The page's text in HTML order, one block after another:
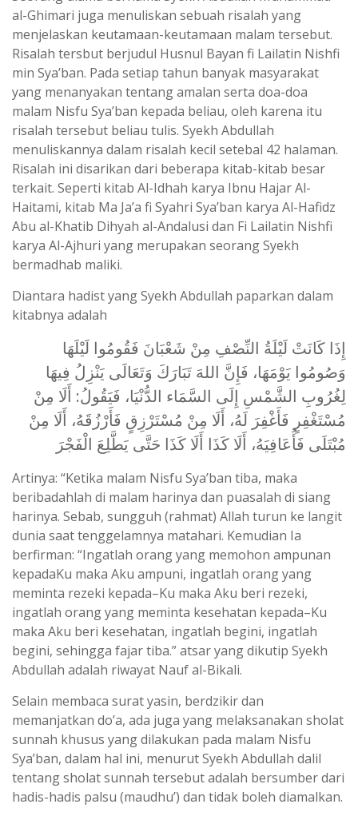
al-Ghimari juga menuliskan sebuah risalah yang
menjelaskan keutamaan-keutamaan malam tersebut.
Risalah tersbut berjudul Husnul Bayan fi Lailatin Nishfi
min Sya’ban. Pada setiap tahun banyak masyarakat
yang menanyakan tentang amalan serta doa-doa
malam Nisfu Sya’ban kepada beliau, oleh karena itu
risalah tersebut beliau tulis. Syekh Abdullah
menuliskannya dalam risalah kecil setebal 42 halaman.
Risalah ini disarikan dari beberapa kitab-kitab besar
terkait. Seperti kitab Al-Idhah karya Ibnu Hajar Al-
Haitami, kitab Ma Ja’a fi Syahri Sya’ban karya Al-Hafidz
Abu al-Khatib Dihyah al-Andalusi dan Fi Lailatin Nishfi
karya Al-Ajhuri yang merupakan seorang Syekh
bermadhab maliki.
Diantara hadist yang Syekh Abdullah paparkan dalam
kitabnya adalah
إِذَا كَانَتْ لَيْلَةُ النِّصْفِ مِنْ شَعْبَانَ فَقُومُوا لَيْلَهَا
وَصُومُوا يَوْمَهَا، فَإِنَّ اللهَ تَبَارَكَ وَتَعَالَى يَنْزِلُ فِيهَا
لِغُرُوبِ الشَّمْسِ إِلَى السَّمَاء الدُّنْيَا، فَيَقُولُ: أَلَا مِنْ
مُسْتَغْفِرٍ فَأَغْفِرَ لَهُ، أَلَا مِنْ مُسْتَرْزِقٍ فَأَرْزُقَهُ، أَلَا مِنْ
مُبْتَلَى فَأُعَافِيَهُ، أَلَا كَذَا أَلَا كَذَا حَتَّى يَطَّلِعَ الْفَجْرَ
Artinya: “Ketika malam Nisfu Sya’ban tiba, maka
beribadahlah di malam harinya dan puasalah di siang
harinya. Sebab, sungguh (rahmat) Allah turun ke langit
dunia saat tenggelamnya matahari. Kemudian Ia
berfirman: “Ingatlah orang yang memohon ampunan
kepadaKu maka Aku ampuni, ingatlah orang yang
meminta rezeki kepada–Ku maka Aku beri rezeki,
ingatlah orang yang meminta kesehatan kepada–Ku
maka Aku beri kesehatan, ingatlah begini, ingatlah
begini, sehingga fajar tiba.” atsar yang dikutip Syekh
Abdullah adalah riwayat Nauf al-Bikali.
Selain membaca surat yasin, berdzikir dan
memanjatkan do’a, ada juga yang melaksanakan sholat
sunnah khusus yang dilakukan pada malam Nisfu
Sya’ban, dalam hal ini, menurut Syekh Abdullah dalil
tentang sholat sunnah tersebut adalah bersumber dari
hadis-hadis palsu (maudhu’) dan tidak boleh diamalkan.